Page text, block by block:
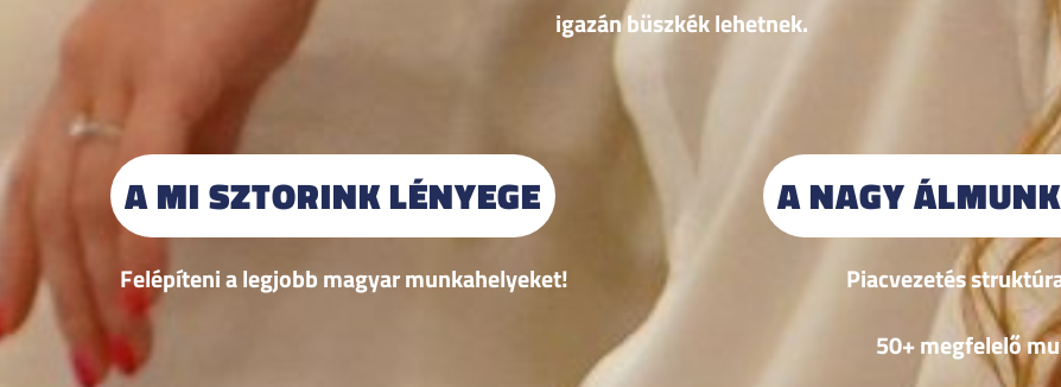
igazán büszkék lehetnek.
A MI SZTORINK LÉNYEGE
Felépíteni a legjobb magyar munkahelyeket!
A NAGY
Piacvezetés
50+ megfelelő